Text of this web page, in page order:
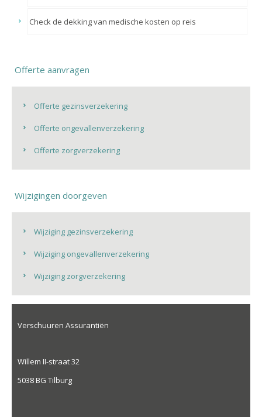
Check de dekking van medische kosten op reis
Offerte aanvragen
Offerte gezinsverzekering
Offerte ongevallenverzekering
Offerte zorgverzekering
Wijzigingen doorgeven
Wijziging gezinsverzekering
Wijziging ongevallenverzekering
Wijziging zorgverzekering
Verschuuren Assurantiën
Willem II-straat 32
5038 BG Tilburg